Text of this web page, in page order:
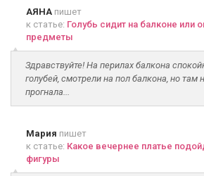
АЯНА пишет
к статье: Голубь сидит на балконе или
предметы
Здравствуйте! На перилах балкона
голубей, смотрели на пол балкона, но там
прогнала...
Мария пишет
к статье: Какое вечернее платье
фигуры